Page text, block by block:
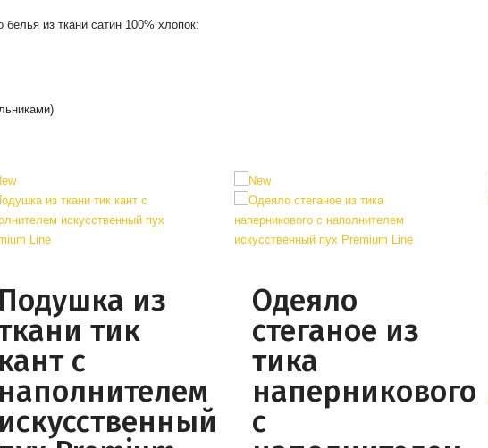
из ткани сатин 100% хлопок:
Подушка из
тик
кант с
наполнителем
искусственный
Одеяло
стеганое из
тика
наперникового
с